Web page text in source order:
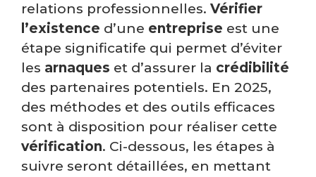
relations professionnelles. Vérifier
l’existence d’une entreprise est une
étape significatife qui permet d’éviter
les arnaques et d’assurer la crédibilité
des partenaires potentiels. En 2025,
des méthodes et des outils efficaces
sont à disposition pour réaliser cette
vérification. Ci-dessous, les étapes à
suivre seront détaillées, en mettant